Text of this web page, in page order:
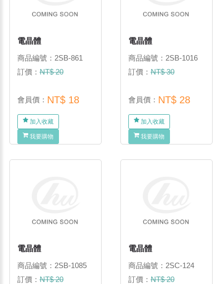
電晶體
商品編號：2SB-861
訂價：NT$ 20
會員價： NT$ 18
加入收藏
我要購物
電晶體
商品編號：2SB-1016
訂價：NT$ 30
會員價： NT$ 28
加入收藏
我要購物
電晶體
商品編號：2SB-1085
訂價：NT$ 20
電晶體
商品編號：2SC-124
訂價：NT$ 20